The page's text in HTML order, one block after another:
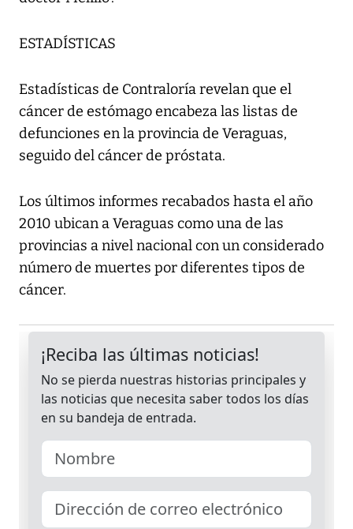
ESTADÍSTICAS
Estadísticas de Contraloría revelan que el
cáncer de estómago encabeza las listas de
defunciones en la provincia de Veraguas,
seguido del cáncer de próstata.
Los últimos informes recabados hasta el año
2010 ubican a Veraguas como una de las
provincias a nivel nacional con un considerado
número de muertes por diferentes tipos de
cáncer.